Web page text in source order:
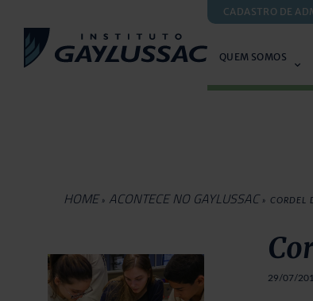
CADASTRO DE
QUEM SOMOS
HOME » ACONTECE NO GAYLUSSAC » CORDEL
29/07/